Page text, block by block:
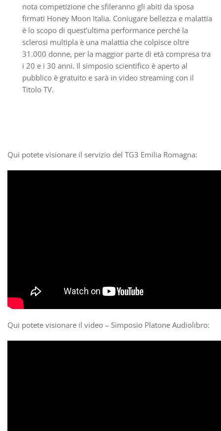
nota competizione che sfileranno gli abiti da sposa
firmati Honey Moon Italia. Coniugare bellezza e malattia
è lo scopo di quest’ultima performance perché la
sclerosi multipla è una malattia che colpisce oltre
31.000 donne, per la maggior parte di età compresa tra
i 20 e i 30 anni. Il simposio scientifico è aperto al
pubblico è gratuito e sarà in video streaming con il
Titolo TV.
Qui potete visionare il servizio del TG3 Emilia Romagna:
Qui potete visionare il video – Simposio Platone Audiolibro: